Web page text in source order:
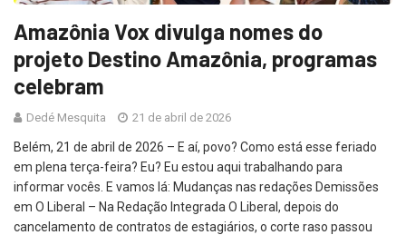
Amazônia Vox divulga nomes do
projeto Destino Amazônia, programas
celebram
Dedé Mesquita 21 de abril de 2026
Belém, 21 de abril de 2026 – E aí, povo? Como está esse feriado
em plena terça-feira? Eu? Eu estou aqui trabalhando para
informar vocês. E vamos lá: Mudanças nas redações Demissões
em O Liberal – Na Redação Integrada O Liberal, depois do
cancelamento de contratos de estagiários, o corte raso passou